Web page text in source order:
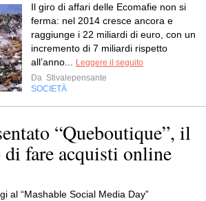
Il giro di affari delle Ecomafie non si
ferma: nel 2014 cresce ancora e
raggiunge i 22 miliardi di euro, con un
incremento di 7 miliardi rispetto
all’anno...
Leggere il seguito
Da Stivalepensante
SOCIETÀ
“Queboutique”, il
fare acquisti online
al “Mashable Social Media Day”